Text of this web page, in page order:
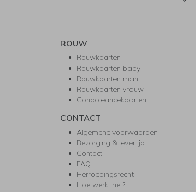
ROUW
Rouwkaarten
Rouwkaarten baby
Rouwkaarten man
Rouwkaarten vrouw
Condoleancekaarten
CONTACT
Algemene voorwaarden
Bezorging & levertijd
Contact
FAQ
Herroepingsrecht
Hoe werkt het?